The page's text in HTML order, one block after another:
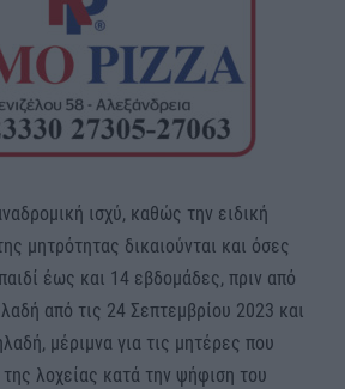
ισχύ, καθώς την ειδική
μητρότητας δικαιούνται και όσες
έως και 14 εβδομάδες, πριν από
από τις 24 Σεπτεμβρίου 2023 και
μέριμνα για τις μητέρες που
λοχείας κατά την ψήφιση του